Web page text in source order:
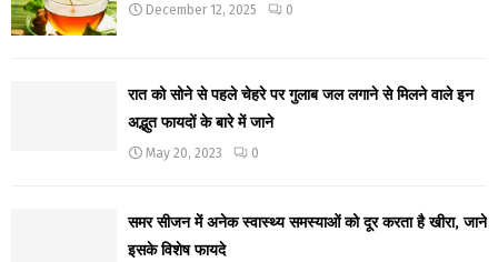
December 12, 2025 0
रात को सोने से पहले चेहरे पर गुलाब जल लगाने से मिलने वाले इन
अद्भुत फायदों के बारे में जाने
May 20, 2023 0
समर सीजन में अनेक स्वास्थ्य समस्याओं को दूर करता है खीरा, जाने
इसके विशेष फायदे